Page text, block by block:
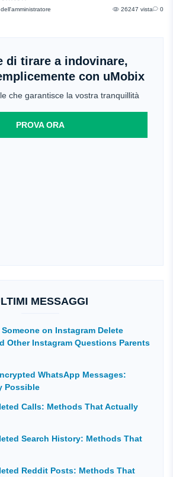
26247 vista 0
di tirare a indovinare,
con uMobix
che garantisce la vostra tranquillità
PROVA ORA
MESSAGGI
on Instagram Delete
Other Instagram Questions Parents
WhatsApp Messages:
Possible
Calls: Methods That Actually
Search History: Methods That
Reddit Posts: Methods That